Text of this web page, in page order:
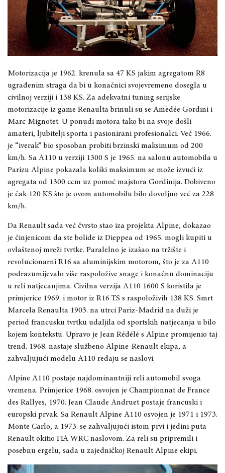
Motorizacija je 1962. krenula sa 47 KS jakim agregatom R8
ugrađenim straga da bi u konačnici svojevremeno dosegla u
civilnoj verziji i 138 KS. Za adekvatni tuning serijske
motorizacije iz game Renaulta brinuli su se Amèdée Gordini i
Marc Mignotet. U ponudi motora tako bi na svoje došli
amateri, ljubitelji sporta i pasionirani profesionalci. Već 1966.
je “iverak” bio sposoban probiti brzinski maksimum od 200
km/h. Sa A110 u verziji 1300 S je 1965. na salonu automobila u
Parizu Alpine pokazala koliki maksimum se može izvući iz
agregata od 1300 ccm uz pomoć majstora Gordinija. Dobiveno
je čak 120 KS što je ovom automobilu bilo dovoljno već za 228
km/h.
Da Renault sada već čvrsto stao iza projekta Alpine, dokazao
je činjenicom da ste bolide iz Dieppea od 1965. mogli kupiti u
ovlaštenoj mreži tvrtke. Paralelno je izašao na tržište i
revolucionarni R16 sa aluminijskim motorom, što je za A110
podrazumijevalo više raspoložive snage i konačnu dominaciju
u reli natjecanjima. Civilna verzija A110 1600 S koristila je
primjerice 1969. i motor iz R16 TS s raspoloživih 138 KS. Smrt
Marcela Renaulta 1903. na utrci Pariz-Madrid na duži je
period francusku tvrtku udaljila od sportskih natjecanja u bilo
kojem kontekstu. Upravo je Jean Rédélé s Alpine promijenio taj
trend. 1968. nastaje službeno Alpine-Renault ekipa, a
zahvaljujući modelu A110 redaju se naslovi.
Alpine A110 postaje najdominantniji reli automobil svoga
vremena. Primjerice 1968. osvojen je Championnat de France
des Rallyes, 1970. Jean Claude Andruet postaje francuski i
europski prvak. Sa Renault Alpine A110 osvojen je 1971 i 1973.
Monte Carlo, a 1973. se zahvaljujući istom prvi i jedini puta
Renault okitio FIA WRC naslovom. Za reli su pripremili i
posebnu ergelu, sada u zajedničkoj Renault Alpine ekipi.